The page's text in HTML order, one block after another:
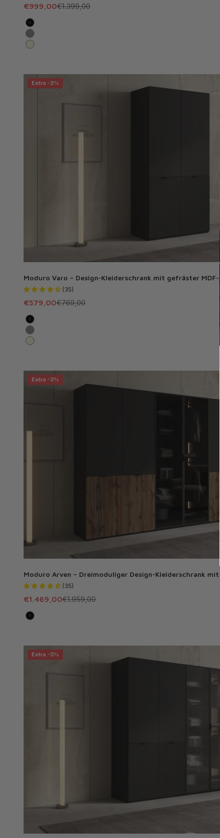
Angebot
€999,00Regulärer Preis
€1.399,00
Schwarz
Grau
Beige
Extra -3%
Moduro Varo – Design-Kleiderschrank mit gefräster MDF-
(35)
Angebot
€579,00Regulärer Preis
€769,00
Schwarz
Grau
Beige
Extra -3%
Moduro Arven – Dreimoduliger Design-Kleiderschrank
(35)
Angebot
€1.469,00Regulärer Preis
€1.959,00
Schwarz
Extra -3%